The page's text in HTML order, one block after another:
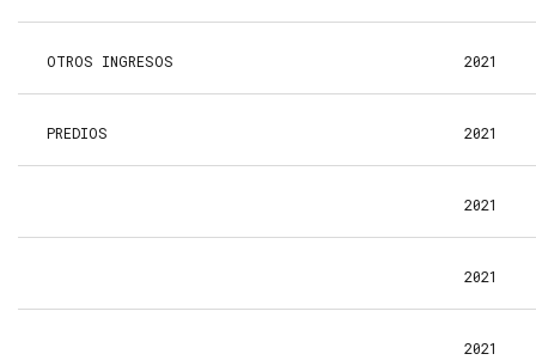
OTROS INGRESOS 2021
PREDIOS 2021
2021
2021
2021